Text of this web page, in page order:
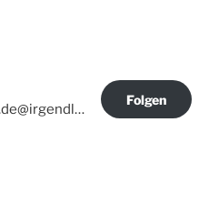
@irgendlink.de@irgendlink.de
Folgen